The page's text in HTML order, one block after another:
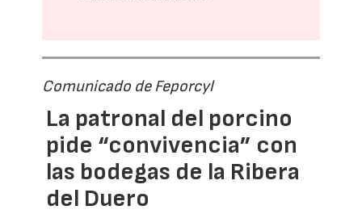
Comunicado de Feporcyl
La patronal del porcino
pide “convivencia” con
las bodegas de la Ribera
del Duero